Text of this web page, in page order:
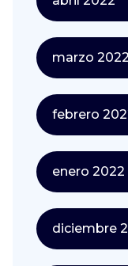
marzo 2022
febrero
enero 2022
diciembre